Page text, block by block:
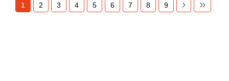
1 2 3 4 5 6 7 8 9